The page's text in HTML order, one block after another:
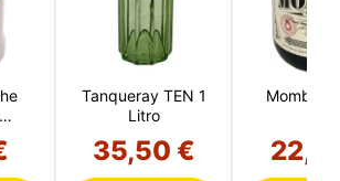
Tanqueray TEN 1
Litro
35,50 €